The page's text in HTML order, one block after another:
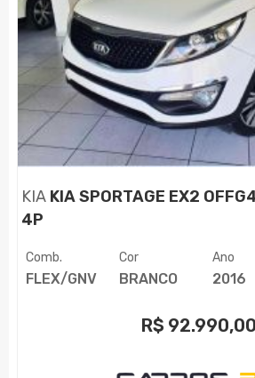
KIA KIA SPORTAGE EX2
4P
Comb.
FLEX/GNV
Cor
BRANCO
Ano
2016
R$ 92.990,00